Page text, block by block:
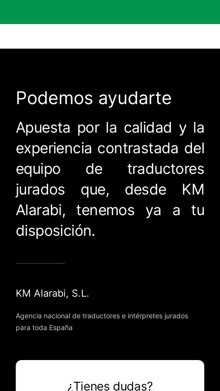
Podemos ayudarte
Apuesta por la calidad y la
experiencia contrastada del
equipo de traductores
jurados que, desde KM
Alarabi, tenemos ya a tu
disposición.
KM Alarabi, S.L.
Agencia nacional de traductores e intérpretes jurados
para toda España
¿Tienes dudas?